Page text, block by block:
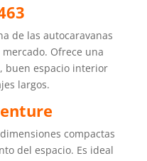
de las autocaravanas
Ofrece una
buen espacio interior
largos.
compactas
del espacio. Es ideal